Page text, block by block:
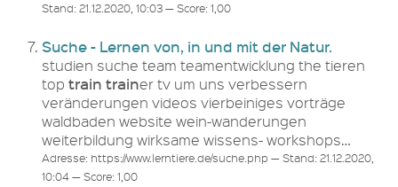
Stand: 21.12.2020, 10:03 — Score: 1,00
Suche - Lernen von, in und mit der Natur.
studien suche team teamentwicklung the tieren
top train trainer tv um uns verbessern
veränderungen videos vierbeiniges vorträge
waldbaden website wein-wanderungen
weiterbildung wirksame wissens- workshops…
Adresse: https://www.lerntiere.de/suche.php — Stand: 21.12.2020,
10:04 — Score: 1,00